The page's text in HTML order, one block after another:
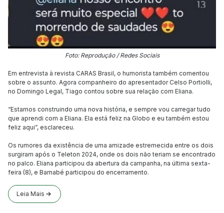
Foto: Reprodução / Redes Sociais
Em entrevista à revista CARAS Brasil, o humorista também comentou
sobre o assunto. Agora companheiro do apresentador Celso Portiolli,
no Domingo Legal, Tiago contou sobre sua relação com Eliana.
“Estamos construindo uma nova história, e sempre vou carregar tudo
que aprendi com a Eliana. Ela está feliz na Globo e eu também estou
feliz aqui”, esclareceu.
Os rumores da existência de uma amizade estremecida entre os dois
surgiram após o Teleton 2024, onde os dois não teriam se encontrado
no palco. Eliana participou da abertura da campanha, na última sexta-
feira (8), e Barnabé participou do encerramento.
Leia Mais